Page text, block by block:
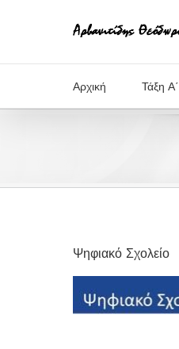
Αρχική Τάξη Α΄
Ψηφιακό Σχολείο